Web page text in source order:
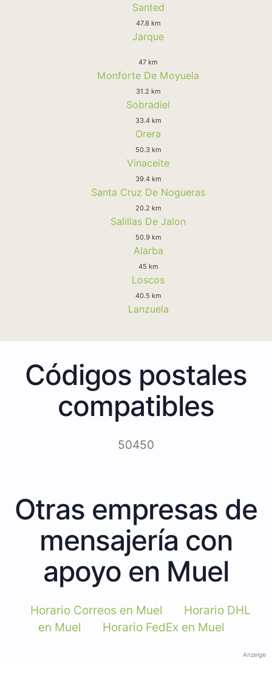
Santed
47.8 km
Jarque
47 km
Monforte De Moyuela
31.2 km
Sobradiel
33.4 km
Orera
50.3 km
Vinaceite
39.4 km
Santa Cruz De Nogueras
20.2 km
Salillas De Jalon
50.9 km
Alarba
45 km
Loscos
40.5 km
Lanzuela
Códigos postales
compatibles
50450
Otras empresas de
mensajería con
apoyo en Muel
Horario Correos en Muel
Horario DHL
en Muel
Horario FedEx en Muel
Anzeige